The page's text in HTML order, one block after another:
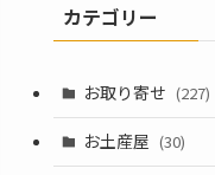
カテゴリー
お取り寄せ (227)
お土産屋 (30)